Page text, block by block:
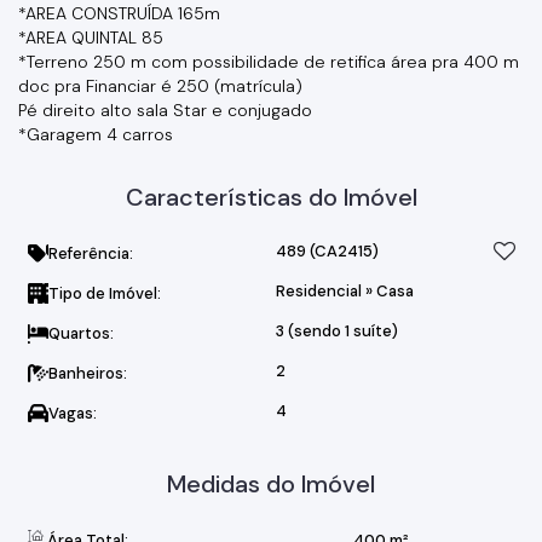
*AREA CONSTRUÍDA 165m
*AREA QUINTAL 85
*Terreno 250 m com possibilidade de retifica área pra 400 m
doc pra Financiar é 250 (matrícula)
Pé direito alto sala Star e conjugado
*Garagem 4 carros
Características do Imóvel
Referência: 489 (CA2415)
Tipo de Imóvel: Residencial »Casa
Quartos: 3 (sendo 1 suíte)
Banheiros: 2
Vagas: 4
Medidas do Imóvel